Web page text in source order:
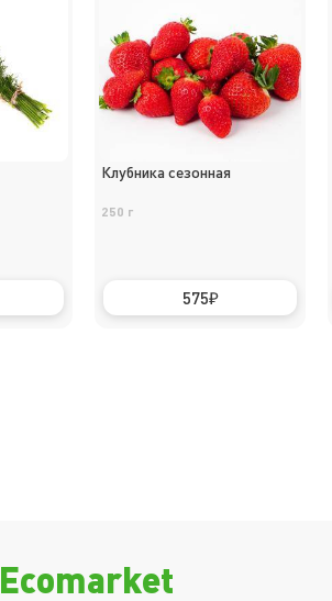
Клубника сезонная
250 г
575
Ecomarket